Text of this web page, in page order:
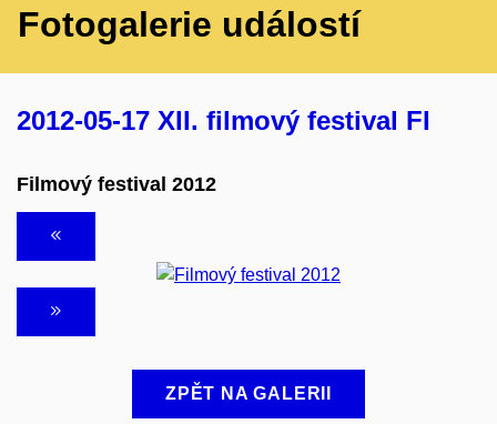
Fotogalerie událostí
2012-05-17 XII. filmový festival FI
Filmový festival 2012
ZPĚT NA GALERII